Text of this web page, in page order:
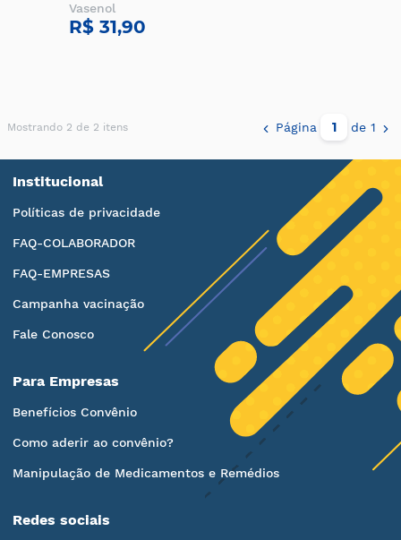
Vasenol
R$ 31,90
Mostrando 2 de 2 itens Página de 1
Institucional
Políticas de privacidade
FAQ-COLABORADOR
FAQ-EMPRESAS
Campanha vacinação
Fale Conosco
Para Empresas
Benefícios Convênio
Como aderir ao convênio?
Manipulação de Medicamentos e Remédios
Redes sociais